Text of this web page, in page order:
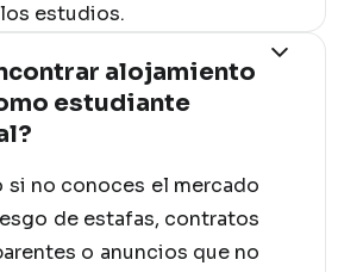
estudios.
alojamiento
estudiante
si no conoces el mercado
de estafas, contratos
o anuncios que no